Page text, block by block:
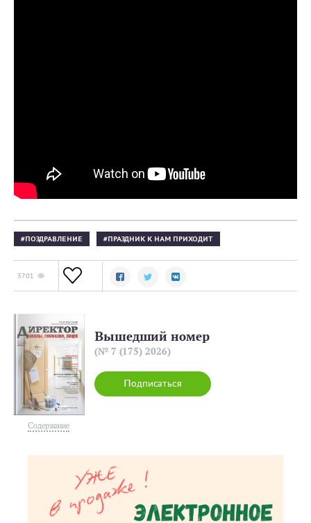
ПОЗДРАВЛЕНИЕ ПРАЗДНИК К НАМ ПРИХОДИТ
3701
Содержание
Подписаться
Вышедший номер
(№ 7 (175) 2026)